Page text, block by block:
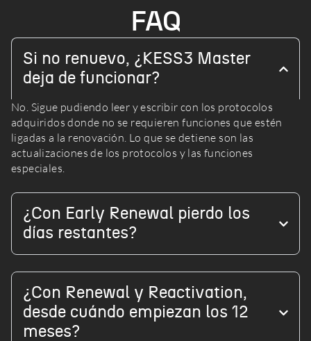
FAQ
Si no renuevo, ¿KESS3 Master
deja de funcionar?
No. Sigue pudiendo leer y escribir con los protocolos
adquiridos donde no se requieren funciones que estén
ligadas a la renovación. Lo que se detiene son las
actualizaciones de los protocolos y las funciones
especiales.
¿Con Early Renewal pierdo los
días restantes?
¿Con Renewal y Reactivation,
desde cuándo empiezan los 12
meses?